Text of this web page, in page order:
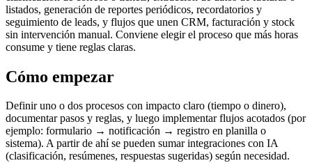
listados, generación de reportes periódicos, recordatorios y
seguimiento de leads, y flujos que unen CRM, facturación y stock
sin intervención manual. Conviene elegir el proceso que más horas
consume y tiene reglas claras.
Cómo empezar
Definir uno o dos procesos con impacto claro (tiempo o dinero),
documentar pasos y reglas, y luego implementar flujos acotados (por
ejemplo: formulario → notificación → registro en planilla o
sistema). A partir de ahí se pueden sumar integraciones con IA
(clasificación, resúmenes, respuestas sugeridas) según necesidad.